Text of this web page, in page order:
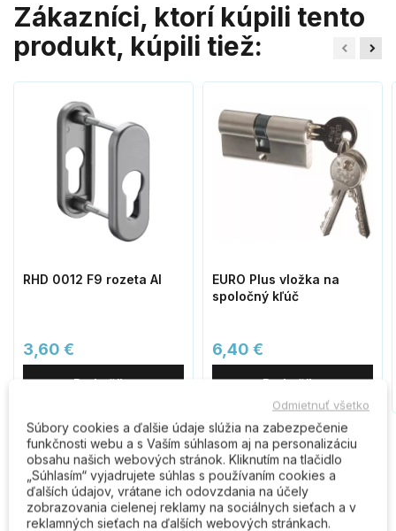
Zákazníci, ktorí kúpili tento
produkt, kúpili tiež:
RHD 0012 F9 rozeta Al
3,60 €
Do košíka
EURO Plus vložka na
spoločný kľúč
6,40 €
Do košíka
Komentáre (0)
Odmietnuť všetko
Súbory cookies a ďalšie údaje slúžia na zabezpečenie
funkčnosti webu a s Vaším súhlasom aj na personalizáciu
obsahu našich webových stránok. Kliknutím na tlačidlo
„Súhlasím“ vyjadrujete súhlas s používaním cookies a
ďalších údajov, vrátane ich odovzdania na účely
zobrazovania cielenej reklamy na sociálnych sieťach a v
reklamných sieťach na ďalších webových stránkach.